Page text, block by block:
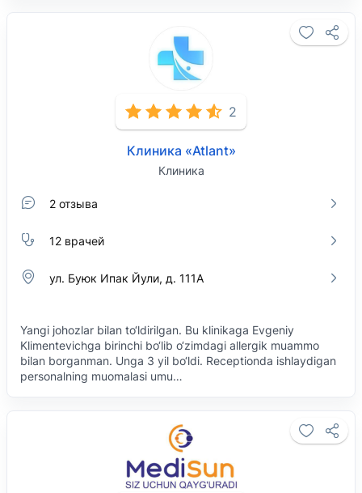
2
Клиника «Atlant»
Клиника
2 отзыва
12 врачей
ул. Буюк Ипак Йули, д. 111А
Yangi johozlar bilan to‘ldirilgan. Bu klinikaga Evgeniy
Klimentevichga birinchi bo‘lib o‘zimdagi allergik muammo
bilan borganman. Unga 3 yil bo‘ldi. Receptionda ishlaydigan
personalning muomalasi umu…